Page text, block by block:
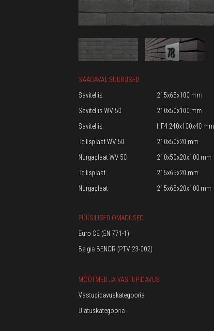
SAADAVAL SUURUSED
Savitellis
215x65x100 mm
Savitellis WV 50
210x50x100 mm
Savitellis
HF4 240x100x40 mm
Tellisplaat WV 50
210x50x20 mm
Nurgaplaat WV 50
210x50x20x100 mm
Tellisplaat
215x65x20 mm
Nurgaplaat
215x65x20x100 mm
FÜÜSILISED OMADUSED
Euro CE (EN 771-1)
Belgia BENOR (PTV 23-002)
MÕÕTMED JA VASTUPIDAVUS
Vastupidavuskategooria
Ulatuskategooria